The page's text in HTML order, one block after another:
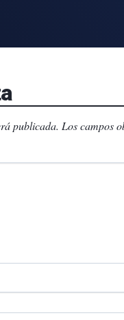
publicada. Los campos